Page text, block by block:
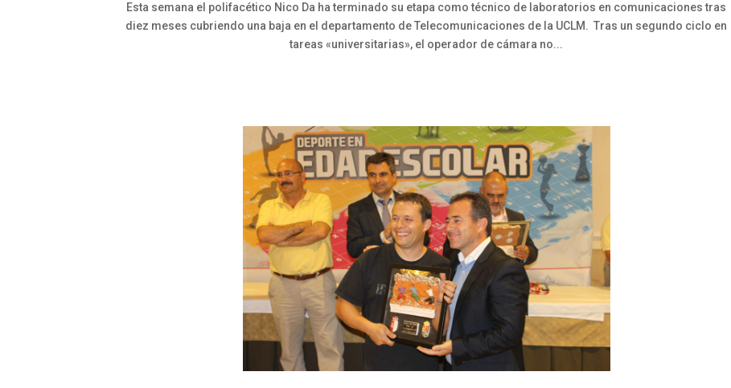
Esta semana el polifacético Nico Da ha terminado su etapa como técnico de laboratorios en comunicaciones tras
diez meses cubriendo una baja en el departamento de Telecomunicaciones de la UCLM. Tras un segundo ciclo en
tareas «universitarias», el operador de cámara no...